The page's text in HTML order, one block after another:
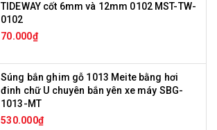
TIDEWAY cốt 6mm và 12mm 0102 MST-TW-
0102
70.000₫
Súng bắn ghim gỗ 1013 Meite bằng hơi
đinh chữ U chuyên bắn yên xe máy SBG-
1013-MT
530.000₫